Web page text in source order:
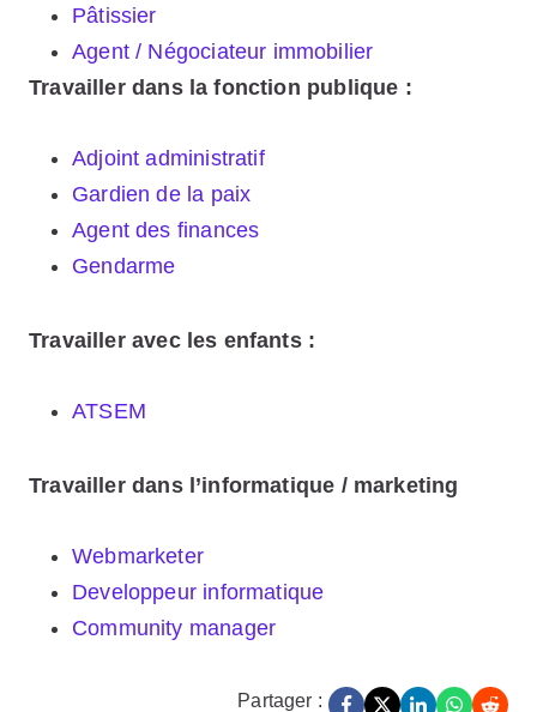
Pâtissier
Agent / Négociateur immobilier
Travailler dans la fonction publique :
Adjoint administratif
Gardien de la paix
Agent des finances
Gendarme
Travailler avec les enfants :
ATSEM
Travailler dans l’informatique / marketing
Webmarketer
Developpeur informatique
Community manager
Partager :